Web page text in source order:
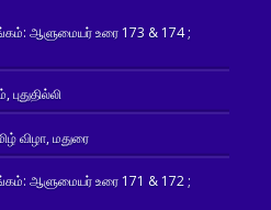
ஆளுமையர் உரை 173 & 174 ;
விழா, மதுரை
ஆளுமையர் உரை 171 & 172 ;